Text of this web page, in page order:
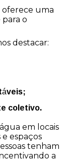
oferece uma
o
destacar:
coletivo.
em locais
e espaços
tenham
a